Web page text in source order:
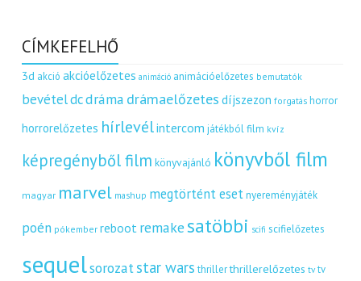
CÍMKEFELHŐ
3d akció akcióelőzetes animáció animációelőzetes bemutatók
bevételdcdráma drámaelőzetes díjszezon forgatás horror
horrorelőzetes hírlevélintercom játékból film kvíz
képregényből film könyvajánló könyvből film
magyar marvel mashup megtörtént eset nyereményjáték
poén pókember reboot remakesatöbbi scifi scifielőzetes
sequelsorozatstar wars thriller thrillerelőzetes tv tv